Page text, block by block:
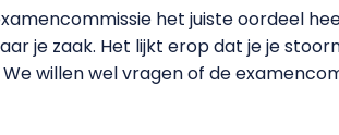
het juiste oordeel
je zaak. Het lijkt erop dat je je
willen wel vragen of de